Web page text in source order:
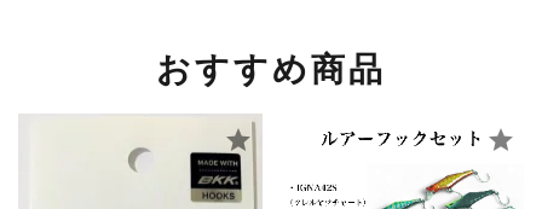
おすすめ商品
star star